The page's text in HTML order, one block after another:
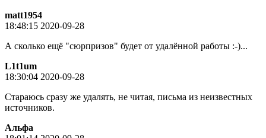
matt1954
18:48:15 2020-09-28
А сколько ещё "сюрпризов" будет от удалённой работы :-)...
L1t1um
18:30:04 2020-09-28
Стараюсь сразу же удалять, не читая, письма из неизвестных
источников.
Альфа